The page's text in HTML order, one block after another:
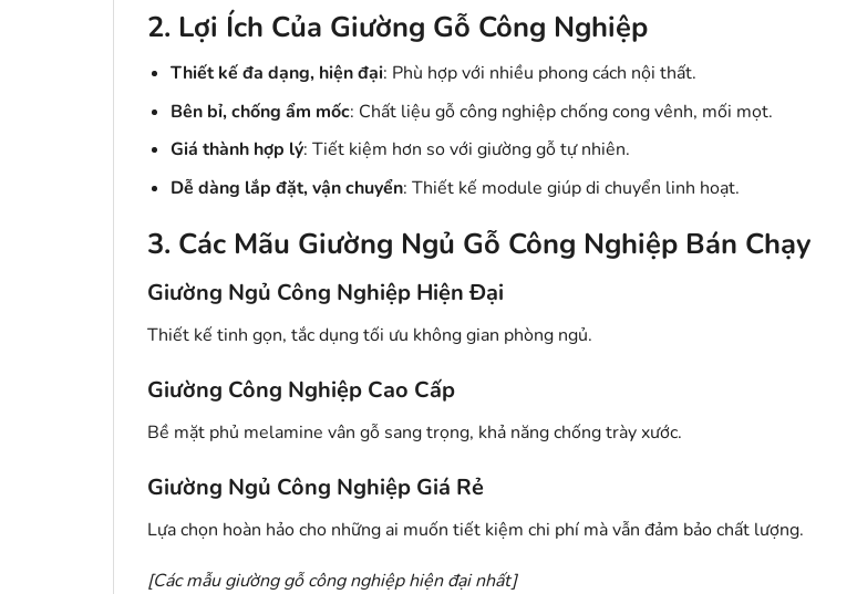
2. Lợi Ích Của Giường Gỗ Công Nghiệp
Thiết kế đa dạng, hiện đại: Phù hợp với nhiều phong cách nội thất.
Bên bỉ, chống ẩm mốc: Chất liệu gỗ công nghiệp chống cong vênh, mối mọt.
Giá thành hợp lý: Tiết kiệm hơn so với giường gỗ tự nhiên.
Dễ dàng lắp đặt, vận chuyển: Thiết kế module giúp di chuyển linh hoạt.
3. Các Mãu Giường Ngủ Gỗ Công Nghiệp Bán Chạy
Giường Ngủ Công Nghiệp Hiện Đại
Thiết kế tinh gọn, tắc dụng tối ưu không gian phòng ngủ.
Giường Công Nghiệp Cao Cấp
Bề mặt phủ melamine vân gỗ sang trọng, khả năng chống trày xước.
Giường Ngủ Công Nghiệp Giá Rẻ
Lựa chọn hoàn hảo cho những ai muốn tiết kiệm chi phí mà vẫn đảm bảo chất lượng.
[Các mẫu giường gỗ công nghiệp hiện đại nhất]